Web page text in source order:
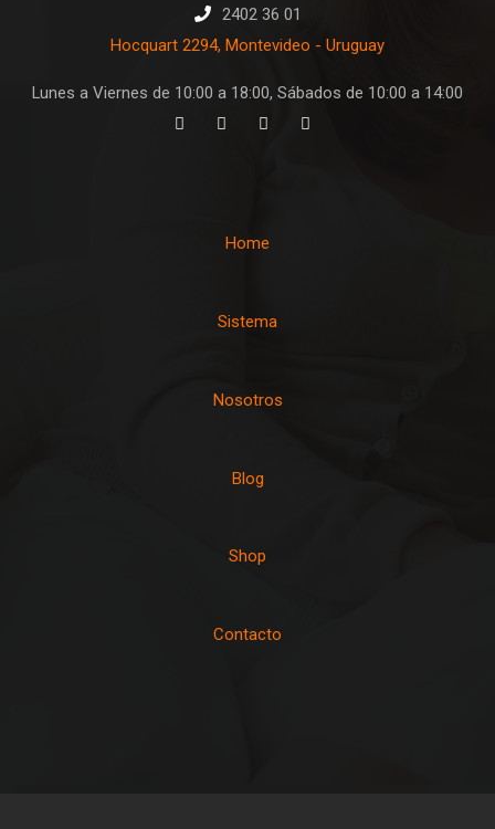
2402 36 01
Hocquart 2294, Montevideo - Uruguay
Lunes a Viernes de 10:00 a 18:00, Sábados de 10:00 a 14:00
Home
Sistema
Nosotros
Blog
Shop
Contacto